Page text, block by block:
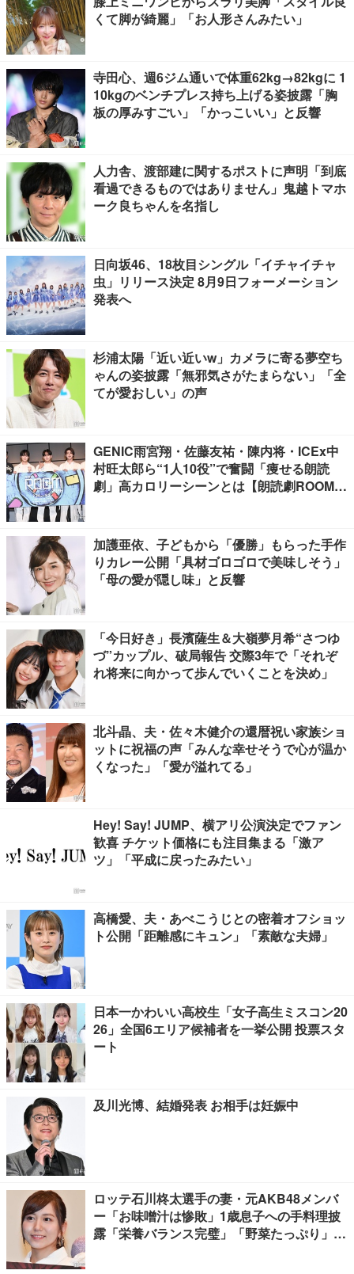
くて脚が綺麗」「お人形さんみたい」
寺田心、週6ジム通いで体重62kg→82kgに 1
10kgのベンチプレス持ち上げる姿披露「胸
板の厚みすごい」「かっこいい」と反響
人力舎、渡部建に関するポストに声明「到底
看過できるものではありません」鬼越トマホ
ーク良ちゃんを名指し
日向坂46、18枚目シングル「イチャイチャ
虫」リリース決定 8月9日フォーメーション
発表へ
杉浦太陽「近い近いw」カメラに寄る夢空ち
ゃんの姿披露「無邪気さがたまらない」「全
てが愛おしい」の声
GENIC雨宮翔・佐藤友祐・陳内将・ICEx中
村旺太郎ら“1人10役”で奮闘「痩せる朗読
劇」高カロリーシーンとは【朗読劇ROOM2
加護亜依、子どもから「優勝」もらった手作
りカレー公開「具材ゴロゴロで美味しそう」
「母の愛が隠し味」と反響
「今日好き」長濱薩生＆大嶺夢月希“さつゆ
づ”カップル、破局報告 交際3年で「それぞ
れ将来に向かって歩んでいくことを決め」
北斗晶、夫・佐々木健介の還暦祝い家族ショ
ットに祝福の声「みんな幸せそうで心が温か
くなった」「愛が溢れてる」
Hey! Say! JUMP、横アリ公演決定でファン
歓喜 チケット価格にも注目集まる「激ア
ツ」「平成に戻ったみたい」
高橋愛、夫・あべこうじとの密着オフショッ
ト公開「距離感にキュン」「素敵な夫婦」
日本一かわいい高校生「女子高生ミスコン20
26」全国6エリア候補者を一挙公開 投票スタ
ート
及川光博、結婚発表 お相手は妊娠中
ロッテ石川柊太選手の妻・元AKB48メンバ
ー「お味噌汁は惨敗」1歳息子への手料理披
露「栄養バランス完璧」「野菜たっぷり」の